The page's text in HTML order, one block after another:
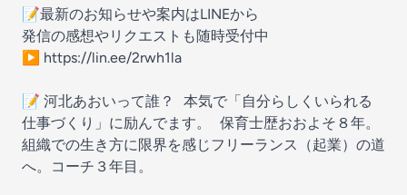
📝最新のお知らせや案内はLINEから
発信の感想やリクエストも随時受付中
▶︎ https://lin.ee/2rwh1la
📝 河北あおいって誰？ 本気で「自分らしくいられる
仕事づくり」に励んでます。 保育士歴おおよそ８年。
組織での生き方に限界を感じフリーランス（起業）の道
へ。コーチ３年目。